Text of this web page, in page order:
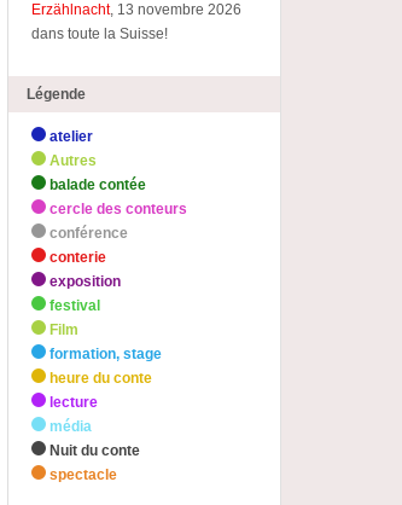
Erzählnacht, 13 novembre 2026
dans toute la Suisse!
Légende
atelier
Autres
balade contée
cercle des conteurs
conférence
conterie
exposition
festival
Film
formation, stage
heure du conte
lecture
média
Nuit du conte
spectacle